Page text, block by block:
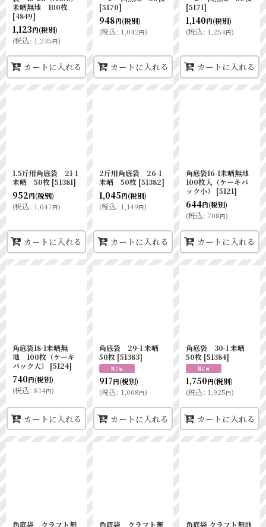
未晒無地 100枚
[4849]
1,123円(税別)
(税込: 1,235円)
カートに入れる
[5170]
948円(税別)
(税込: 1,042円)
カートに入れる
[5171]
1,140円(税別)
(税込: 1,254円)
カートに入れる
1.5斤用角底袋 21-1
未晒 50枚 [51381]
952円(税別)
(税込: 1,047円)
カートに入れる
2斤用角底袋 26-1
未晒 50枚 [51382]
1,045円(税別)
(税込: 1,149円)
カートに入れる
角底袋16-1未晒無地
100枚入（ケーキバ
ック小）
[5121]
644円(税別)
(税込: 708円)
カートに入れる
角底袋18-1未晒無
地 100枚（ケーキ
バック大）
[5124]
740円(税別)
(税込: 814円)
カートに入れる
角底袋 29-1 未晒
50枚 [51383]
917円(税別)
(税込: 1,008円)
カートに入れる
角底袋 30-1 未晒
50枚 [51384]
1,750円(税別)
(税込: 1,925円)
カートに入れる
角底袋 クラフト無 角底袋 クラフト無 角底袋 クラフト無地